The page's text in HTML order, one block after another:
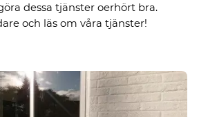
dessa tjänster oerhört bra.
och läs om våra tjänster!